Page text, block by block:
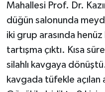
Mahallesi Prof. Dr.
düğün salonunda
iki grup arasında
tartışma çıktı. Kısa
silahlı kavgaya
kavgada tüfekle